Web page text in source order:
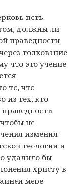
петь.
должны ли
праведности
толкование
что это учение
то, что
из тех, кто
не
изменил
теологии и
удалило бы
Христу в
мере